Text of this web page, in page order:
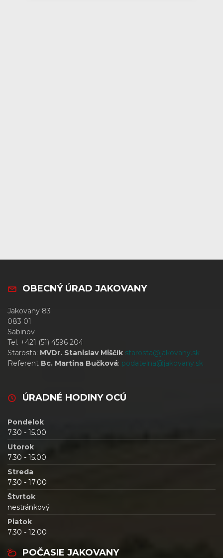
OBECNÝ ÚRAD JAKOVANY
Jakovany 83
083 01
Sabinov
Tel. +421 (51) 4596 204
Starosta: MVDr. Stanislav Miščík starosta@jakovany.sk
Referent Bc. Martina Bučková: podatelna@jakovany.sk
ÚRADNÉ HODINY OCÚ
Pondelok
7.30 - 15.00
Utorok
7.30 - 15.00
Streda
7.30 - 17.00
Štvrtok
nestránkový
Piatok
7.30 - 12.00
POČASIE JAKOVANY